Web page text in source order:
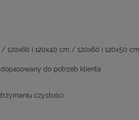
120x60 i 120x40 cm / 120x60 i 120x50
do potrzeb klienta
czystości